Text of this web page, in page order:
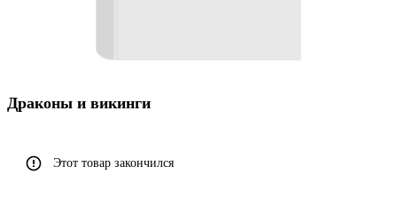
Драконы и викинги
Этот товар закончился